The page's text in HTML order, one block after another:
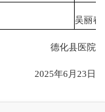
吴丽春
德化县医院
2025年6月23日